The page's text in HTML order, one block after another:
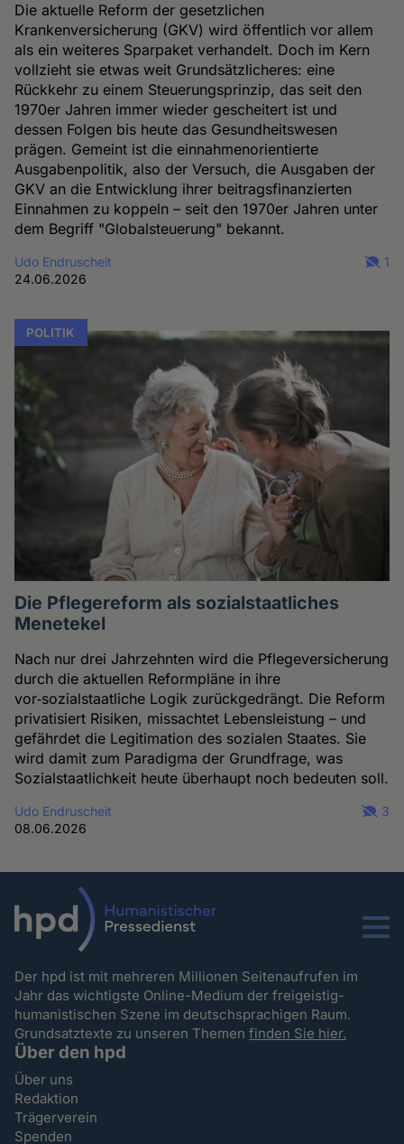
Die aktuelle Reform der gesetzlichen
Krankenversicherung (GKV) wird öffentlich vor allem
als ein weiteres Sparpaket verhandelt. Doch im Kern
vollzieht sie etwas weit Grundsätzlicheres: eine
Rückkehr zu einem Steuerungsprinzip, das seit den
1970er Jahren immer wieder gescheitert ist und
dessen Folgen bis heute das Gesundheitswesen
prägen. Gemeint ist die einnahmenorientierte
Ausgabenpolitik, also der Versuch, die Ausgaben der
GKV an die Entwicklung ihrer beitragsfinanzierten
Einnahmen zu koppeln – seit den 1970er Jahren unter
dem Begriff "Globalsteuerung" bekannt.
Udo Endruscheit
24.06.2026
1
POLITIK
Die Pflegereform als sozialstaatliches
Menetekel
Nach nur drei Jahrzehnten wird die Pflegeversicherung
durch die aktuellen Reformpläne in ihre
vor‑sozialstaatliche Logik zurückgedrängt. Die Reform
privatisiert Risiken, missachtet Lebensleistung – und
gefährdet die Legitimation des sozialen Staates. Sie
wird damit zum Paradigma der Grundfrage, was
Sozialstaatlichkeit heute überhaupt noch bedeuten soll.
Udo Endruscheit
08.06.2026
3
Menu
Der hpd ist mit mehreren Millionen Seitenaufrufen im
Jahr das wichtigste Online-Medium der freigeistig-
humanistischen Szene im deutschsprachigen Raum.
Grundsatztexte zu unseren Themenfinden Sie hier.
Über den hpd
Über uns
Redaktion
Trägerverein
Spenden